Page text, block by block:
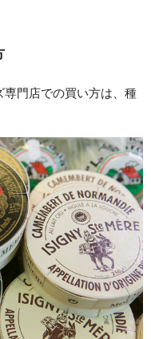
門店での買い方は、種